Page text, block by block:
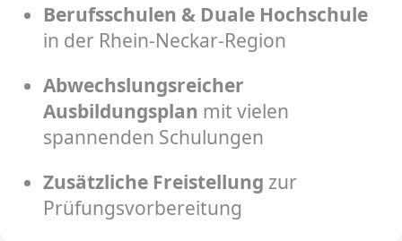
Berufsschulen & Duale Hochschule
in der Rhein-Neckar-Region
Abwechslungsreicher
Ausbildungsplan mit vielen
spannenden Schulungen
Zusätzliche Freistellung zur
Prüfungsvorbereitung